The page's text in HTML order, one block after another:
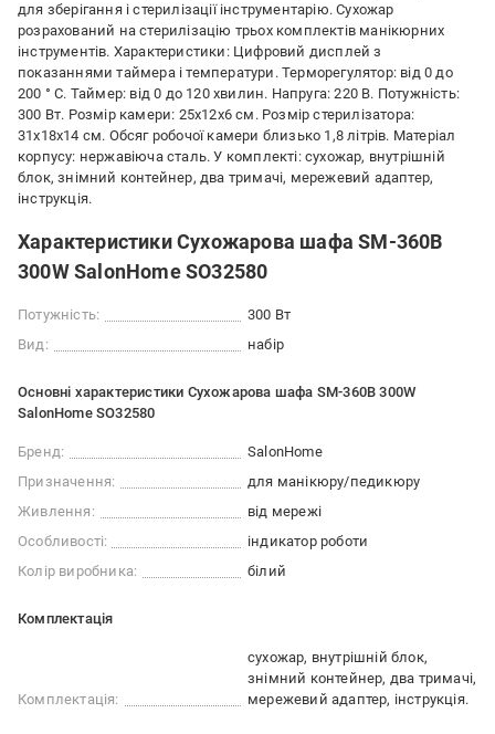
для зберігання і стерилізації інструментарію. Сухожар
розрахований на стерилізацію трьох комплектів манікюрних
інструментів. Характеристики: Цифровий дисплей з
показаннями таймера і температури. Терморегулятор: від 0 до
200 ° C. Таймер: від 0 до 120 хвилин. Напруга: 220 В. Потужність:
300 Вт. Розмір камери: 25х12х6 см. Розмір стерилізатора:
31х18х14 см. Обсяг робочої камери близько 1,8 літрів. Матеріал
корпусу: нержавіюча сталь. У комплекті: сухожар, внутрішній
блок, знімний контейнер, два тримачі, мережевий адаптер,
інструкція.
Характеристики Сухожарова шафа SM-360B
300W SalonHome SO32580
Потужність:
300 Вт
Вид:
набір
Основні характеристики Сухожарова шафа SM-360B 300W
SalonHome SO32580
Бренд:
SalonHome
Призначення:
для манікюру/педикюру
Живлення:
від мережі
Особливості:
індикатор роботи
Колір виробника:
білий
Комплектація
Комплектація:
сухожар, внутрішній блок,
знімний контейнер, два тримачі,
мережевий адаптер, інструкція.